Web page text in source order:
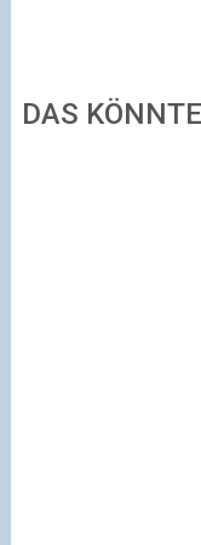
DAS